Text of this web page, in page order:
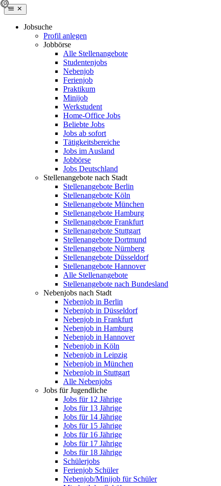
Jobsuche
Profil anlegen
Jobbörse
Alle Stellenangebote
Studentenjobs
Nebenjob
Ferienjob
Praktikum
Minijob
Werkstudent
Home-Office Jobs
Beliebte Jobs
Jobs ab sofort
Tätigkeitsbereiche
Jobs im Ausland
Jobbörse
Jobs Deutschland
Stellenangebote nach Stadt
Stellenangebote Berlin
Stellenangebote Köln
Stellenangebote München
Stellenangebote Hamburg
Stellenangebote Frankfurt
Stellenangebote Stuttgart
Stellenangebote Dortmund
Stellenangebote Nürnberg
Stellenangebote Düsseldorf
Stellenangebote Hannover
Alle Stellenangebote
Stellenangebote nach Bundesland
Nebenjobs nach Stadt
Nebenjob in Berlin
Nebenjob in Düsseldorf
Nebenjob in Frankfurt
Nebenjob in Hamburg
Nebenjob in Hannover
Nebenjob in Köln
Nebenjob in Leipzig
Nebenjob in München
Nebenjob in Stuttgart
Alle Nebenjobs
Jobs für Jugendliche
Jobs für 12 Jährige
Jobs für 13 Jährige
Jobs für 14 Jährige
Jobs für 15 Jährige
Jobs für 16 Jährige
Jobs für 17 Jährige
Jobs für 18 Jährige
Schülerjobs
Ferienjob Schüler
Nebenjob/Minijob für Schüler